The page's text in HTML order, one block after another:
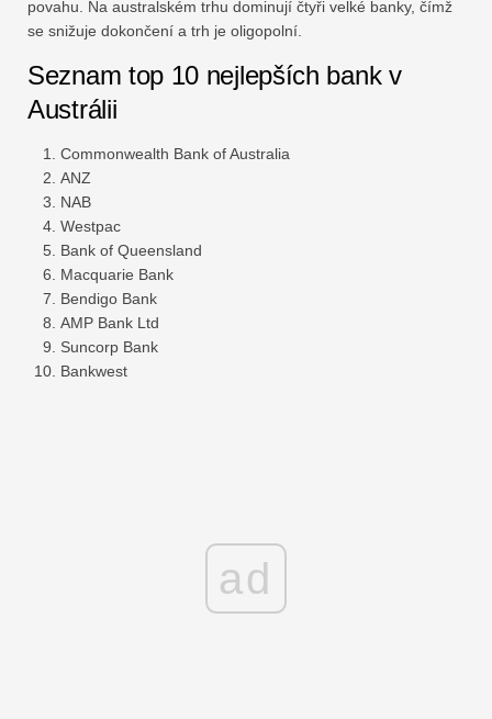
povahu. Na australském trhu dominují čtyři velké banky, čímž
se snižuje dokončení a trh je oligopolní.
Seznam top 10 nejlepších bank v
Austrálii
Commonwealth Bank of Australia
ANZ
NAB
Westpac
Bank of Queensland
Macquarie Bank
Bendigo Bank
AMP Bank Ltd
Suncorp Bank
Bankwest
ad